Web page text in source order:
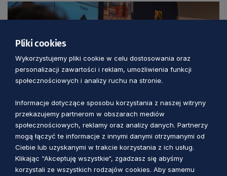
Ważne jest tzw. psychological safety w miejscu
pracy: zespoły, które czują się bezpiecznie, w
których można otwarcie mówić, popełniać
Pliki cookies
Wykorzystujemy pliki cookie w celu dostosowania oraz
personalizacji zawartości i reklam, umożliwienia funkcji
społecznościowych i analizy ruchu na stronie.
Informacje dotyczące sposobu korzystania z naszej witryny
przekazujemy partnerom w obszarach mediów
społecznościowych, reklamy oraz analizy danych. Partnerzy
mogą łączyć te informacje z innymi danymi otrzymanymi od
Ciebie lub uzyskanymi w trakcie korzystania z ich usług.
Klikając “Akceptuję wszystkie“, zgadzasz się abyśmy
korzystali ze wszystkich rodzajów cookies. Aby samemu